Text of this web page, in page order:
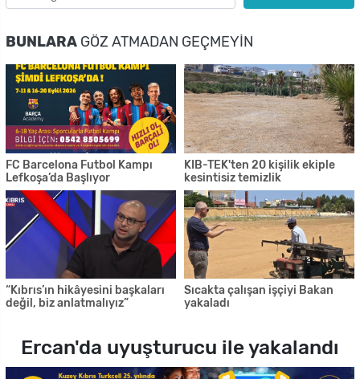
BUNLARA GÖZ ATMADAN GEÇMEYIN
FC Barcelona Futbol Kampı
Lefkoşa’da Başlıyor
KIB-TEK'ten 20 kişilik ekiple
kesintisiz temizlik
“Kıbrıs’ın hikâyesini başkaları
değil, biz anlatmalıyız”
Sıcakta çalışan işçiyi Bakan
yakaladı
Ercan'da uyuşturucu ile yakalandı